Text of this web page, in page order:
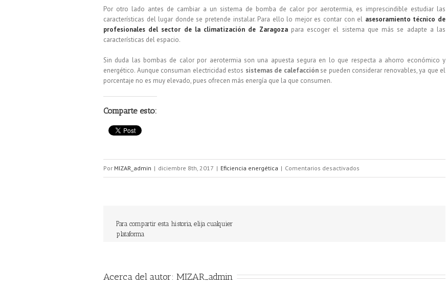
Por otro lado antes de cambiar a un sistema de bomba de calor por aerotermia, es imprescindible estudiar las
características del lugar donde se pretende instalar. Para ello lo mejor es contar con el asesoramiento técnico de
profesionales del sector de la climatización de Zaragozapara escoger el sistema que más se adapte a las
características del espacio.
Sin duda las bombas de calor por aerotermia son una apuesta segura en lo que respecta a ahorro económico y
energético. Aunque consuman electricidad estos sistemas de calefacciónse pueden considerar renovables, ya que el
porcentaje no es muy elevado, pues ofrecen más energía que la que consumen.
Comparte esto:
Por MIZAR_admin | diciembre 8th, 2017 | Eficiencia energética | Comentarios desactivados
Para compartir esta historia, elija cualquier
plataforma
Acerca del autor: MIZAR_admin